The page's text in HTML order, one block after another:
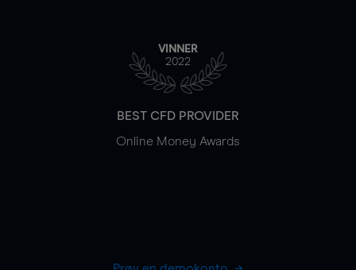
VINNER
2022
BEST CFD PROVIDER
Online Money Awards